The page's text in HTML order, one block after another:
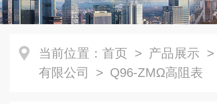
当前位置： 首页 > 产品展示
有限公司
> Q96-ZMΩ高阻表